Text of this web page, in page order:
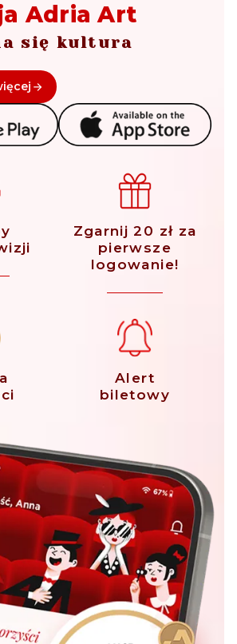
Adria Art
się kultura
Zgarnij 20 zł za
pierwsze
logowanie!
Alert
biletowy